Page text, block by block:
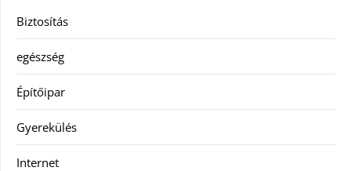
Biztosítás
egészség
Építőipar
Gyerekülés
Internet